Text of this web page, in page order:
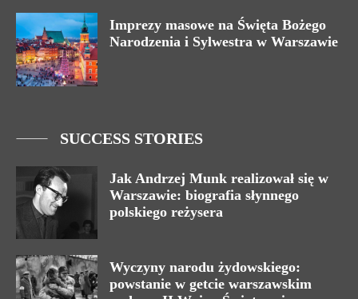
Imprezy masowe na Święta Bożego
Narodzenia i Sylwestra w Warszawie
SUCCESS STORIES
Jak Andrzej Munk realizował się w
Warszawie: biografia słynnego
polskiego reżysera
Wyczyny narodu żydowskiego:
powstanie w getcie warszawskim